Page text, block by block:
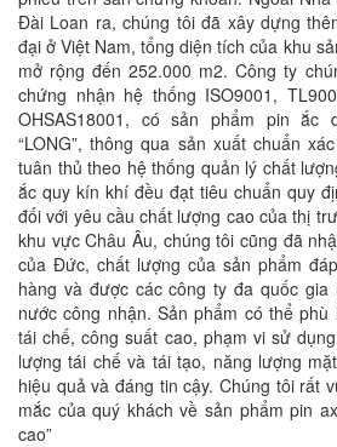
Đài Loan ra, chúng tôi đã xây dựng
đại ở Việt Nam, tổng diện tích của khu
mở rộng đến 252.000 m2. Công ty
chứng nhận hệ thống ISO9001,
OHSAS18001, có sản phẩm pin ắc
“LONG”, thông qua sản xuất chuẩn
tuân thủ theo hệ thống quản lý chất
ắc quy kín khí đều đạt tiêu chuẩn quy
đối với yêu cầu chất lượng cao của thị
khu vực Châu Âu, chúng tôi cũng đã
của Đức, chất lượng của sản phẩm
hàng và được các công ty đa quốc gia
nước công nhận. Sản phẩm có thể
tái chế, công suất cao, phạm vi sử
lượng tái chế và tái tạo, năng lượng
hiệu quả và đáng tin cậy. Chúng tôi rất
mắc của quý khách về sản phẩm pin
cao”